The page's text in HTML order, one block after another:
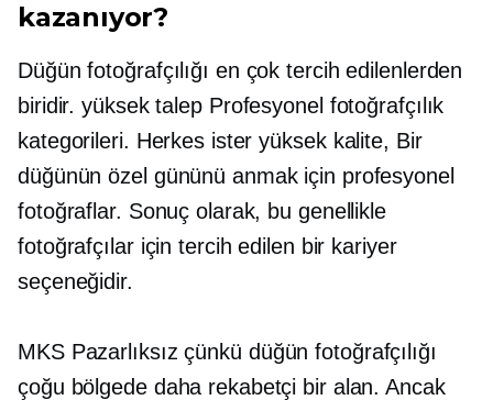
kazanıyor?
Düğün fotoğrafçılığı en çok tercih edilenlerden
biridir.yüksek talepProfesyonel fotoğrafçılık
kategorileri. Herkes isteryüksek kalite, Bir
düğünün özel gününü anmak için profesyonel
fotoğraflar. Sonuç olarak, bu genellikle
fotoğrafçılar için tercih edilen bir kariyer
seçeneğidir.
MKS Pazarlıksız çünkü düğün fotoğrafçılığı
çoğu bölgede daha rekabetçi bir alan. Ancak